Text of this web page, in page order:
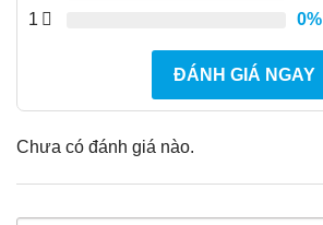
1
0%
ĐÁNH GIÁ NGAY
Chưa có đánh giá nào.